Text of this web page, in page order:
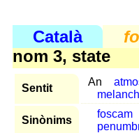
Català
nom 3, state
Sentit
An
Sinònims
foscam